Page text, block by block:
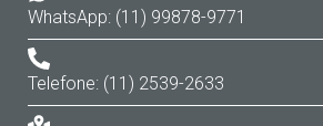
WhatsApp: (11) 99878-9771
Telefone: (11) 2539-2633